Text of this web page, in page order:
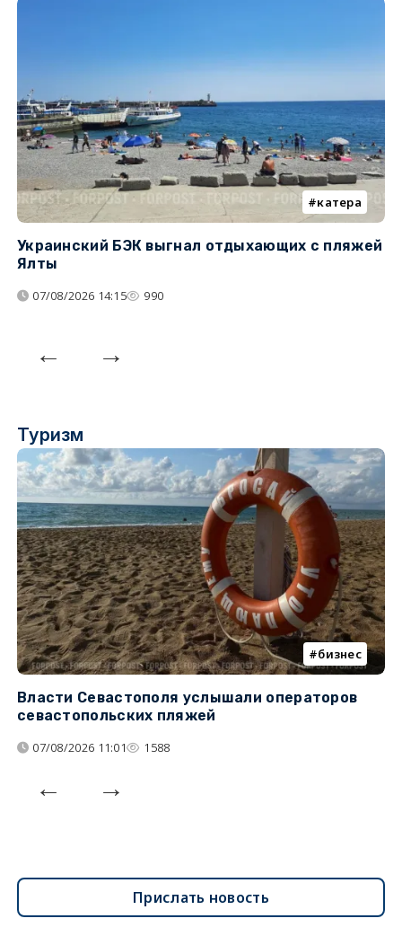
катера
Украинский БЭК выгнал отдыхающих с пляжей
Ялты
07/08/2026 14:15 990
Туризм
бизнес
Власти Севастополя услышали операторов
севастопольских пляжей
07/08/2026 11:01 1588
Прислать новость